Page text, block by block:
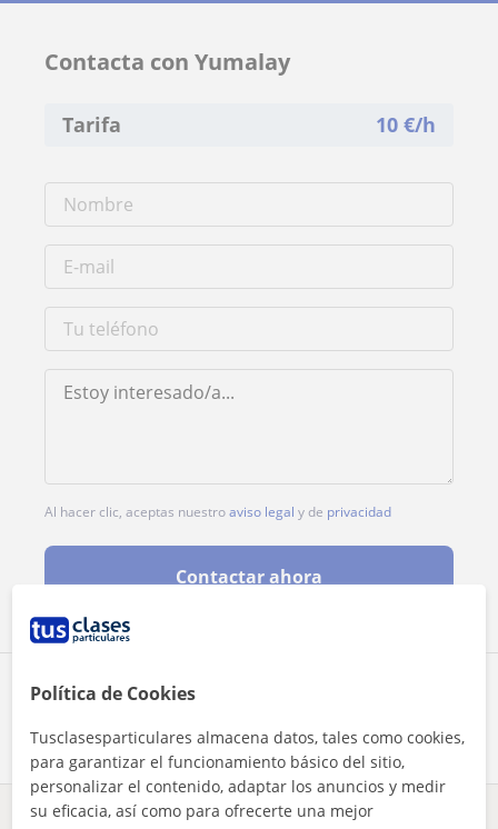
Comparte a este profesor
Contacta con Yumalay
Tarifa 10 €/h
Al hacer clic, aceptas nuestroaviso legal y de privacidad
Contactar ahora
Política de Cookies
Tusclasesparticulares almacena datos, tales como cookies,
para garantizar el funcionamiento básico del sitio,
personalizar el contenido, adaptar los anuncios y medir
su eficacia, así como para ofrecerte una mejor